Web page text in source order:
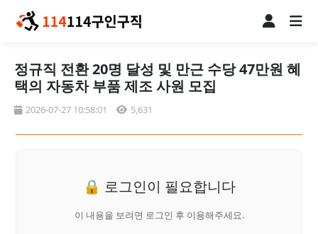
정규직 전환 20명 달성 및 만근 수당 47만원 혜
택의 자동차 부품 제조 사원 모집
2026-07-27 10:58:01 5,631
🔒 로그인이 필요합니다
이 내용을 보려면 로그인 후 이용해주세요.